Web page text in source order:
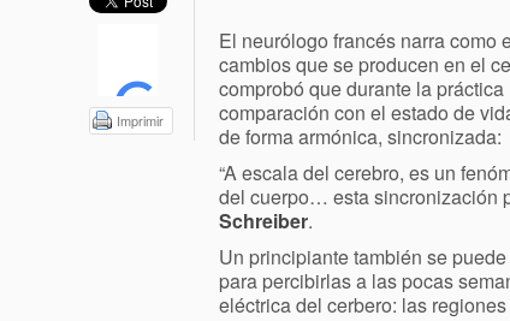
Imprimir
El neurólogo francés narra como
cambios que se producen en el
comprobó que durante la
comparación con el estado de
de forma armónica, sincronizada:
“A escala del cerebro, es un
del cuerpo… esta sincronización
Schreiber.
Un principiante también se
para percibirlas a las pocas
eléctrica del cerbero: las